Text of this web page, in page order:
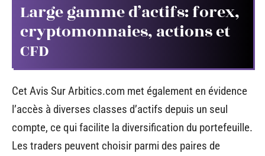
Large gamme d’actifs: forex,
cryptomonnaies, actions et
CFD
Cet Avis Sur Arbitics.com met également en évidence
l’accès à diverses classes d’actifs depuis un seul
compte, ce qui facilite la diversification du portefeuille.
Les traders peuvent choisir parmi des paires de